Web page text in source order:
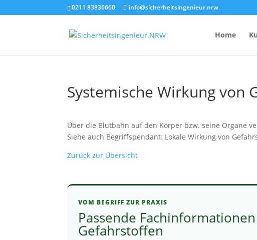
0211 83836660 info@sicherheitsingenieur.nrw
Home
Anzahl Brandschutzhelfer
Feuerlöscher-Rechner
Kosten eines
Systemische Wirkung von
Über die Blutbahn auf den Körper bzw. seine Organe
Siehe auch Begriffspendant: Lokale Wirkung von
Zurück zur Übersicht
VOM BEGRIFF ZUR PRAXIS
Passende
Gefahrstoffen